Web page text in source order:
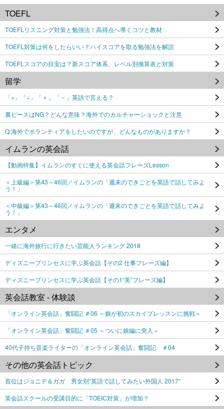
TOEFL
TOEFLリスニング対策と勉強法！高得点へ導くコツと教材
TOEFL対策は何をしたらいい？ハイスコアを取る勉強法を解説
TOEFLスコアの目安は？新スコア体系、レベル別換算表と対策
留学
「×」「÷」「＋」「－」英語で言える？
裏ピースはNG？どんな意味？海外でのカルチャーショックと注意
Q.海外でボランティアをしたいのですが、どんなものがありますか？
イムランの英会話
【動画特集】イムランのすぐに使える英会話フレーズLesson
＜上級編＞第43～46回／イムランの「週末のできごとを英語で話してみよ
う！」
＜中級編＞第43～46回／イムランの「週末のできごとを英語で話してみよ
う！」
エンタメ
一緒に海外旅行に行きたい芸能人ランキング 2018
ディズニープリンセスに学ぶ英会話【その2 仕事フレーズ編】
ディズニープリンセスに学ぶ英会話【その1“美”フレーズ編】
英会話教室 - 体験談
「オンライン英会話」奮闘記 ＃06 ～娘が初のスカイプレッスンに挑戦～
「オンライン英会話」奮闘記 ＃05 ～ついに娘編に突入～
40代子持ち音楽ライターの「オンライン英会話」奮闘記 ＃04
その他の英会話トピック
首位はジョニデ＆ガガ 男女別“英語で話してみたい外国人 2017”
英会話スクールの受講目的に「TOEIC対策」が増加？